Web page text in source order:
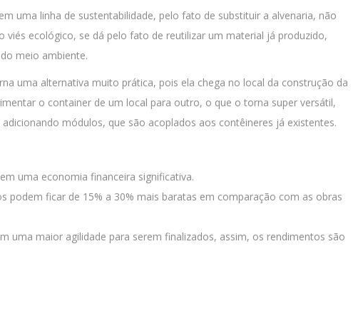
uma linha de sustentabilidade, pelo fato de substituir a alvenaria, não
viés ecológico, se dá pelo fato de reutilizar um material já produzido,
meio ambiente.
uma alternativa muito prática, pois ela chega no local da construção da
o container de um local para outro, o que o torna super versátil,
módulos, que são acoplados aos contêineres já existentes.
uma economia financeira significativa.
podem ficar de 15% a 30% mais baratas em comparação com as obras
uma maior agilidade para serem finalizados, assim, os rendimentos são